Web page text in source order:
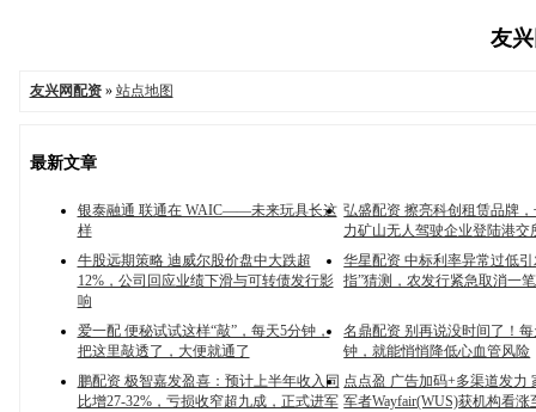
友
友兴网配资» 站点地图
最新文章
银泰融通 联通在 WAIC——未来玩具长这
样
弘盛配资 擦亮科创租赁品牌
力矿山无人驾驶企业登陆港交
牛股远期策略 迪威尔股价盘中大跌超
12%，公司回应业绩下滑与可转债发行影
响
华星配资 中标利率异常过低引
指”猜测，农发行紧急取消一
爱一配 便秘试试这样“敲”，每天5分钟，
把这里敲透了，大便就通了
名鼎配资 别再说没时间了！
钟，就能悄悄降低心血管风险
鹏配资 极智嘉发盈喜：预计上半年收入同
比增27-32%，亏损收窄超九成，正式进军
点点盈 广告加码+多渠道发力
军者Wayfair(WUS)获机构看涨